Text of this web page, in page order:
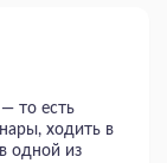
то есть
ходить в
одной из